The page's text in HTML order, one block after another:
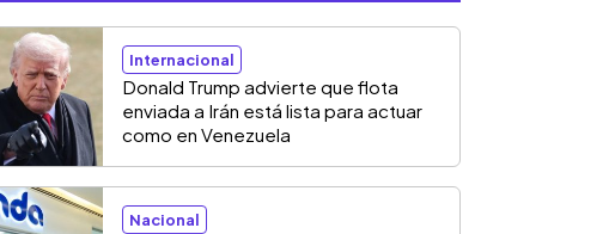
Internacional
Donald Trump advierte que flota
enviada a Irán está lista para actuar
como en Venezuela
Nacional